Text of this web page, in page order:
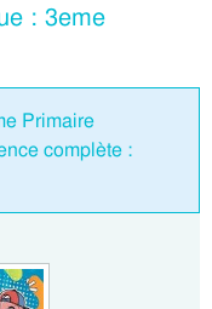
: 3eme
Primaire
complète :